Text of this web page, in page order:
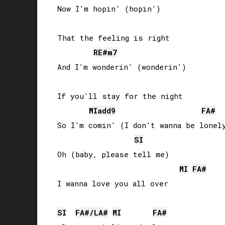
Now I'm hopin' (hopin')
That the feeling is right
RE#m7
And I'm wonderin' (wonderin')
If you'll stay for the night
MIadd9
FA#
So I'm comin' (I don't wanna be
SI
Oh (baby, please tell me)
MI FA#
I wanna love you all over
SI FA#/LA# MI
FA#